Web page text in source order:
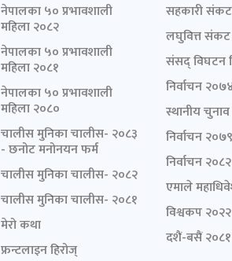
नेपालका ५० प्रभावशाली
महिला २०८२
नेपालका ५० प्रभावशाली
महिला २०८१
नेपालका ५० प्रभावशाली
महिला २०८०
चालीस मुनिका चालीस- २०८३
- छनोट मनोनयन फर्म
चालीस मुनिका चालीस- २०८२
चालीस मुनिका चालीस- २०८१
मेरो कथा
फ्रन्टलाइन हिरोज्
सहकारी
लघुवित्त
संसद् विघटन
निर्वाचन
स्थानीय
निर्वाचन २०७९
निर्वाचन २०८२
एमाले
विश्वकप २०२२
दशैं-बसैं २०८१